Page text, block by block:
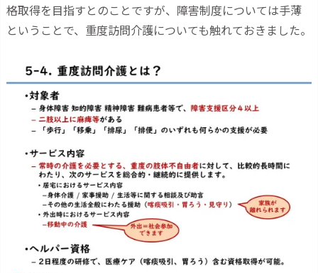
格取得を目指すとのことですが、障害制度については手薄
ということで、重度訪問介護についても触れておきました。